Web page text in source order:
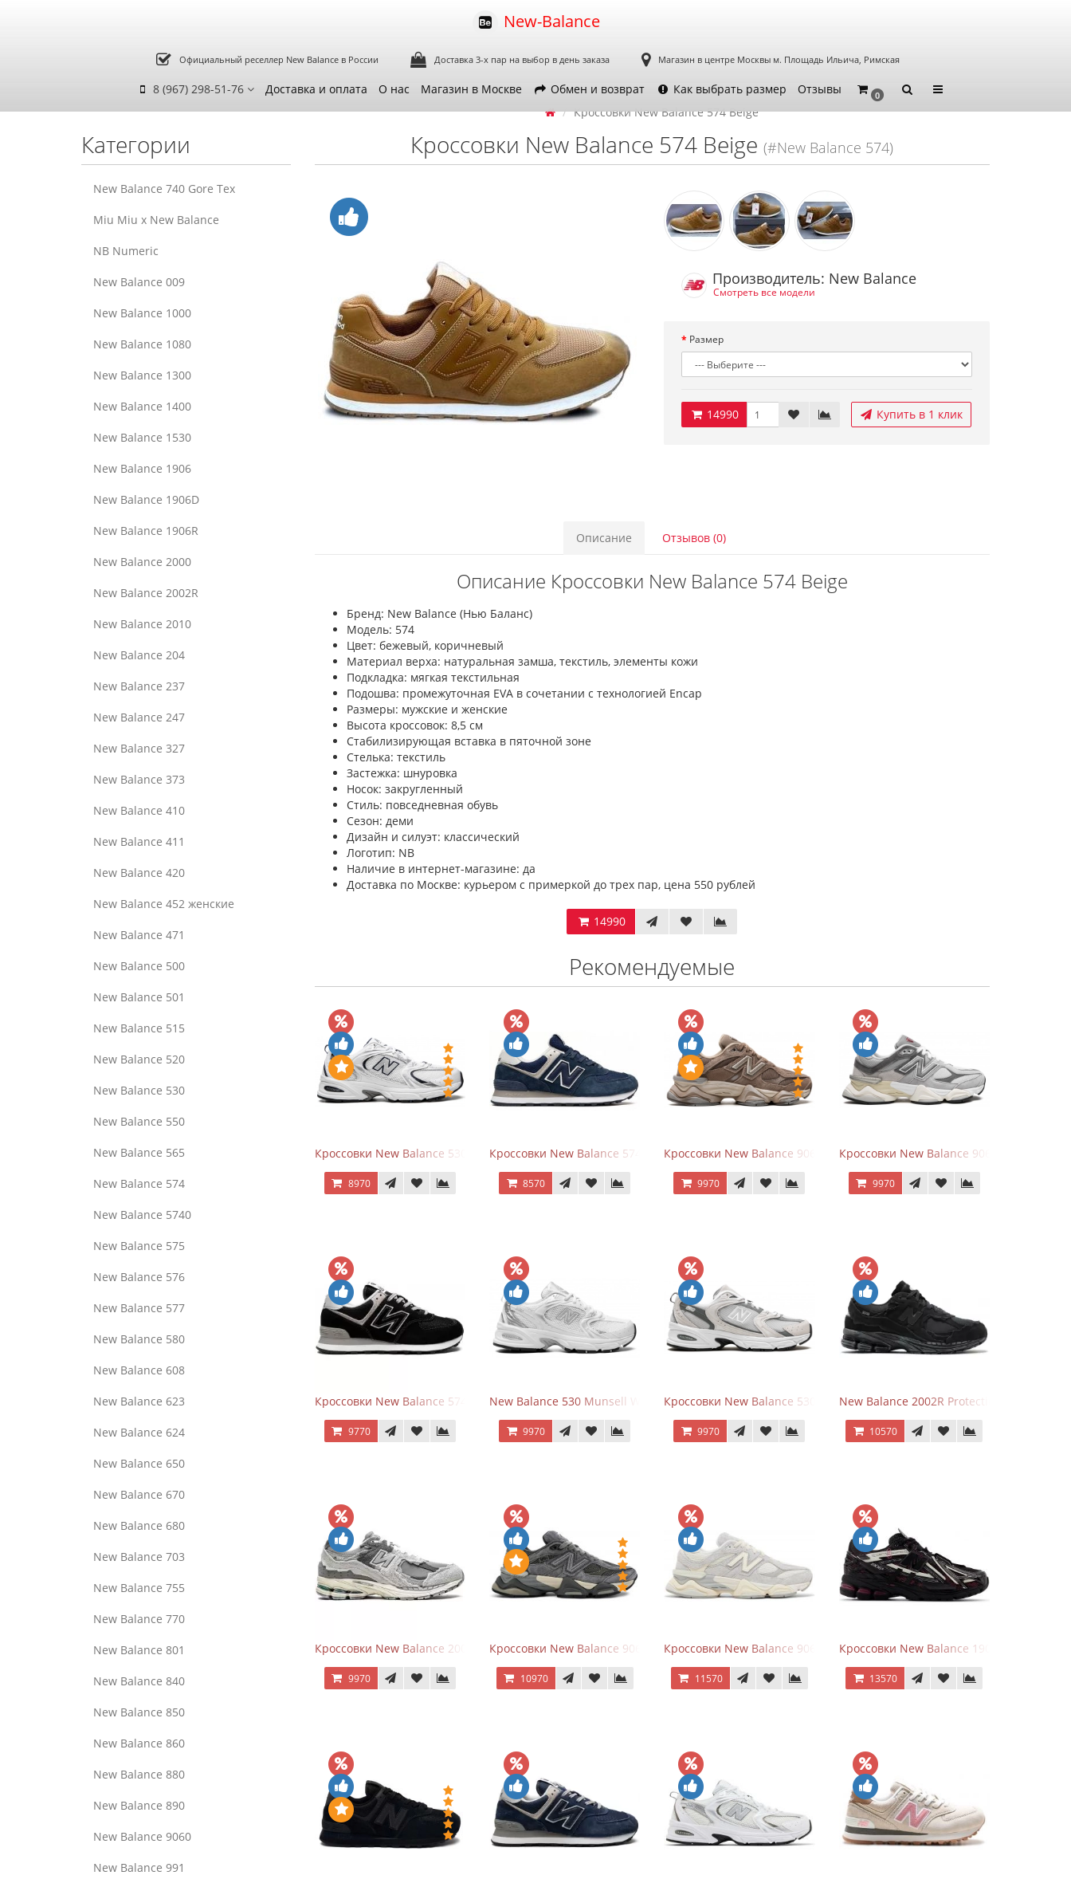
New-Balance
Официальный реселлер New Balance в России Доставка 3-х пар на выбор в день заказа Магазин в центре Москвы м. Площадь Ильича, Римская
8 (967) 298-51-76 Доставка и оплата О нас Магазин в Москве Обмен и возврат Как выбрать размер Отзывы 0
Категории
New Balance 740 Gore Tex
Miu Miu x New Balance
NB Numeric
New Balance 009
New Balance 1000
New Balance 1080
New Balance 1300
New Balance 1400
New Balance 1530
New Balance 1906
New Balance 1906D
New Balance 1906R
New Balance 2000
New Balance 2002R
New Balance 2010
New Balance 204
New Balance 237
New Balance 247
New Balance 327
New Balance 373
New Balance 410
New Balance 411
New Balance 420
New Balance 452 женские
New Balance 471
New Balance 500
New Balance 501
New Balance 515
New Balance 520
New Balance 530
New Balance 550
New Balance 565
New Balance 574
New Balance 5740
New Balance 575
New Balance 576
New Balance 577
New Balance 580
New Balance 608
New Balance 623
New Balance 624
New Balance 650
New Balance 670
New Balance 680
New Balance 703
New Balance 755
New Balance 770
New Balance 801
New Balance 840
New Balance 850
New Balance 860
New Balance 880
New Balance 890
New Balance 9060
New Balance 991
Кроссовки New Balance 574 Beige
Кроссовки New Balance 574 Beige (#New Balance 574)
Производитель: New Balance
Смотреть все модели
Размер
14990 Купить в 1 клик
Описание Отзывов (0)
Описание Кроссовки New Balance 574 Beige
Бренд: New Balance (Нью Баланс)
Модель: 574
Цвет: бежевый, коричневый
Материал верха: натуральная замша, текстиль, элементы кожи
Подкладка: мягкая текстильная
Подошва: промежуточная EVA в сочетании с технологией Encap
Размеры: мужские и женские
Высота кроссовок: 8,5 см
Стабилизирующая вставка в пяточной зоне
Стелька: текстиль
Застежка: шнуровка
Носок: закругленный
Стиль: повседневная обувь
Сезон: деми
Дизайн и силуэт: классический
Логотип: NB
Наличие в интернет-магазине: да
Доставка по Москве: курьером с примеркой до трех пар, цена 550 рублей
14990
Рекомендуемые
Кроссовки New Balance 530 White Silver Navy
8970
Кроссовки New Balance 574 Navy Blue White
8570
Кроссовки New Balance 9060 Mushroom
9970
Кроссовки New Balance 9060 Rain Cloud
9970
Кроссовки New Balance 574 Evergreen Black
9770
New Balance 530 Munsell White Silver
9970
Кроссовки New Balance 530 Grey Matter Harbor Grey
9970
New Balance 2002R Protection Phantom
10570
Кроссовки New Balance 2002R Protection Pack Grey
9970
Кроссовки New Balance 9060 x Joe Freshgoods Dark Grey
10970
Кроссовки New Balance 9060 Quartz Grey
11570
Кроссовки New Balance 1906A Dragon
13570